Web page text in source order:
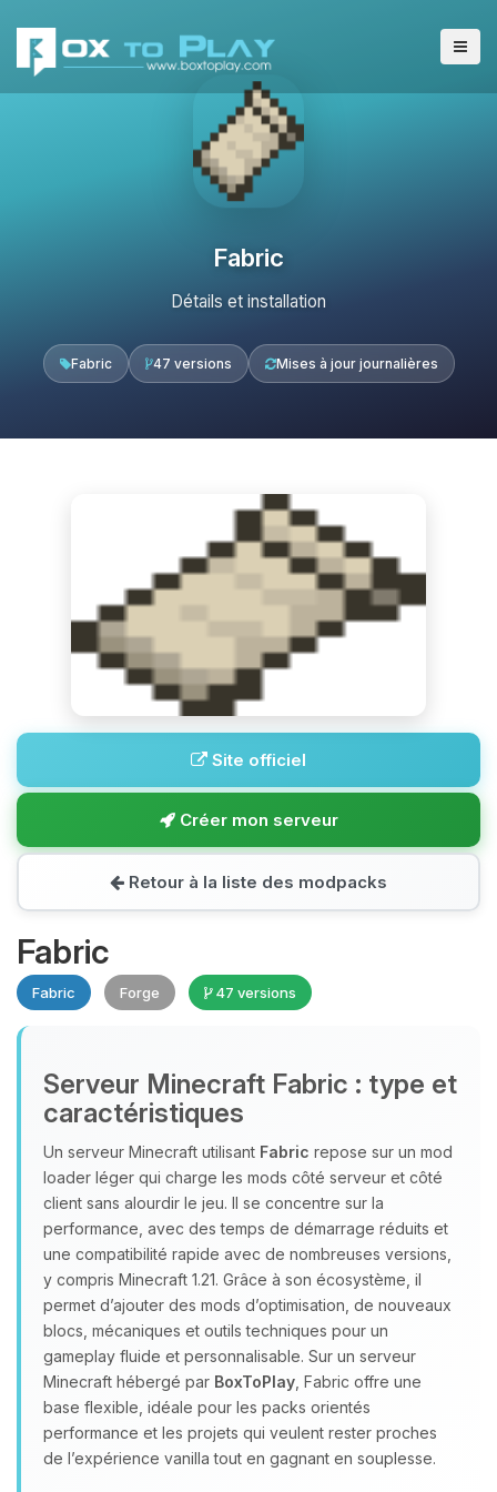
Fabric
Détails et installation
Fabric 47 versions Mises à jour journalières
Site officiel
Créer mon serveur
Retour à la liste des modpacks
Fabric
Fabric Forge 47 versions
Serveur Minecraft Fabric : type et
caractéristiques
Un serveur Minecraft utilisant Fabric repose sur un mod
loader léger qui charge les mods côté serveur et côté
client sans alourdir le jeu. Il se concentre sur la
performance, avec des temps de démarrage réduits et
une compatibilité rapide avec de nombreuses versions,
y compris Minecraft 1.21. Grâce à son écosystème, il
permet d’ajouter des mods d’optimisation, de nouveaux
blocs, mécaniques et outils techniques pour un
gameplay fluide et personnalisable. Sur un serveur
Minecraft hébergé par BoxToPlay , Fabric offre une
base flexible, idéale pour les packs orientés
performance et les projets qui veulent rester proches
de l’expérience vanilla tout en gagnant en souplesse.
Youpi, enfin quelqu’un pour me
parler ! Moi c’est Choupy, ton petit
assistant BoxToPlay. Dis-moi ce dont
tu as besoin et je vais remuer mes
petits circuits pour t’aider.
07/08/2026 à 18:00